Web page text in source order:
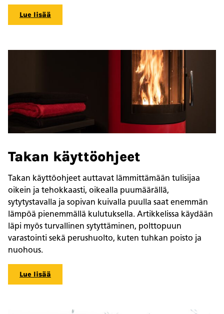
Lue lisää
Takan käyttöohjeet
Takan käyttöohjeet auttavat lämmittämään tulisijaa
oikein ja tehokkaasti, oikealla puumäärällä,
sytytystavalla ja sopivan kuivalla puulla saat enemmän
lämpöä pienemmällä kulutuksella. Artikkelissa käydään
läpi myös turvallinen sytyttäminen, polttopuun
varastointi sekä perushuolto, kuten tuhkan poisto ja
nuohous.
Lue lisää